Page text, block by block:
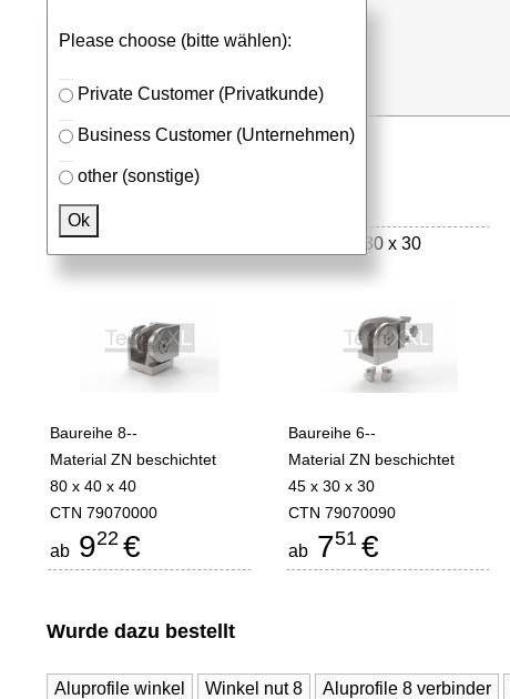
Please choose (bitte wählen):
Private Customer (Privatkunde)
Business Customer (Unternehmen)
other (sonstige)
Ok
⮮
Stk. in Anfrageliste
Gelenk 8 40 MW-Line
Baureihe 8--
Material ZN beschichtet
80 x 40 x 40
CTN 79070000
ab 922 €
Gelenk 6 30 x 30
Baureihe 6--
Material ZN beschichtet
45 x 30 x 30
CTN 79070090
ab 751 €
Wurde dazu bestellt
Aluprofile winkel Winkel nut 8 Aluprofile 8 verbinder